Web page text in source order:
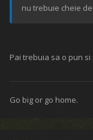
nu trebuie cheie
Pai trebuia sa o pun si
Go big or go home.